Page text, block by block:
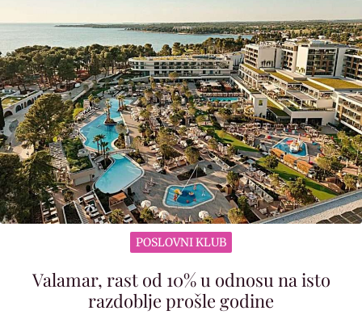
POSLOVNI KLUB
Valamar, rast od 10% u odnosu na isto
razdoblje prošle godine